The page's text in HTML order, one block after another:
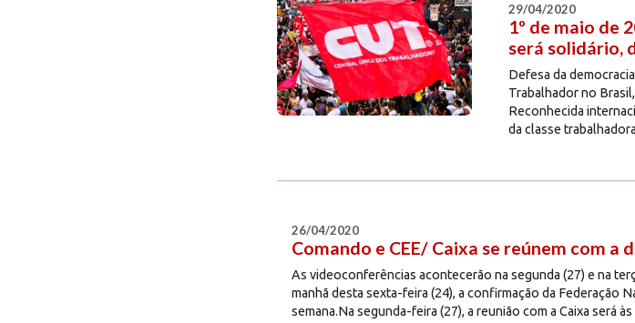
29/04/2020
1º de maio de
será solidário,
Defesa da
Trabalhador no
Reconhecida
da classe
26/04/2020
Comando e CEE/ Caixa se reúnem com a
As videoconferências acontecerão na segunda (27) e na
manhã desta sexta-feira (24), a confirmação da Federação
semana.Na segunda-feira (27), a reunião com a Caixa será